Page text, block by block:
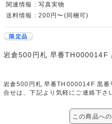
関連情報 : 写真実物
送料情報 : 200円〜(同梱可)
限定品
岩倉500円札 早番TH000014F
岩倉500円札 早番TH000014F 黒番
合せは、下記より気軽にご連絡下さ
この商品へ